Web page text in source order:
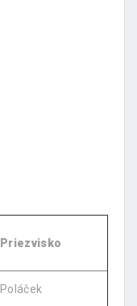
Priezvisko
Poláček